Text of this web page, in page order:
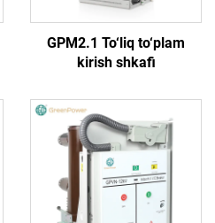
GPM2.1 To‘liq to‘plam
kirish shkafi